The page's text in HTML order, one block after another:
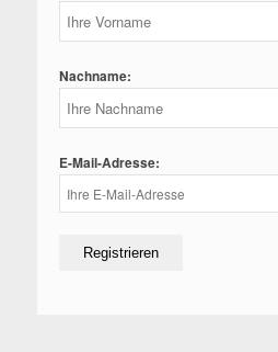
Nachname:
E-Mail-Adresse: